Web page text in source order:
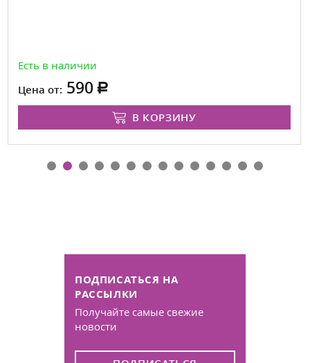
Есть в наличии
Цена от: 590
В КОРЗИНУ
ПОДПИСАТЬСЯ НА
РАССЫЛКИ
Получайте самые свежие
новости